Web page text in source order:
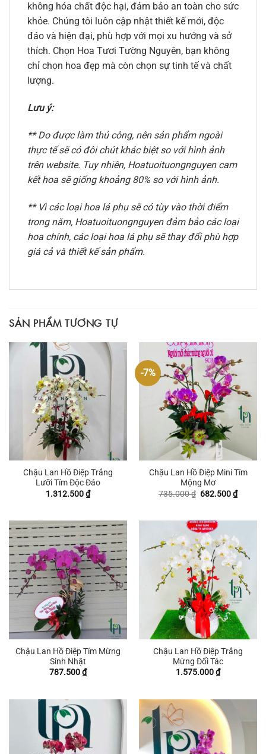
không hóa chất độc hại, đảm bảo an toàn cho sức
khỏe. Chúng tôi luôn cập nhật thiết kế mới, độc
đáo và hiện đại, phù hợp với mọi xu hướng và sở
thích. Chọn Hoa Tươi Tường Nguyên, bạn không
chỉ chọn hoa đẹp mà còn chọn sự tinh tế và chất
lượng.
Lưu ý:
** Do được làm thủ công, nên sản phẩm ngoài
thực tế sẽ có đôi chút khác biệt so với hình ảnh
trên website. Tuy nhiên, Hoatuoituongnguyen cam
kết hoa sẽ giống khoảng 80% so với hình ảnh.
** Vì các loại hoa lá phụ sẽ có tùy vào thời điểm
trong năm, Hoatuoituongnguyen đảm bảo các loại
hoa chính, các loại hoa lá phụ sẽ thay đổi phù hợp
giá cả và thiết kế sản phẩm.
SẢN PHẨM TƯƠNG TỰ
Chậu Lan Hồ Điệp Trắng
Lưỡi Tím Độc Đáo
1.312.500₫
-7%
Chậu Lan Hồ Điệp Mini Tím
Mộng Mơ
735.000₫ Giá
682.500₫Giá
hiện
Chậu Lan Hồ Điệp Tím Mừng
Sinh Nhật
787.500₫
Chậu Lan Hồ Điệp Trắng
Mừng Đối Tác
1.575.000₫